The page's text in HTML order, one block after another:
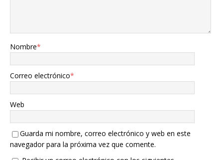
Nombre*
Correo electrónico*
Web
Guarda mi nombre, correo electrónico y web en este
navegador para la próxima vez que comente.